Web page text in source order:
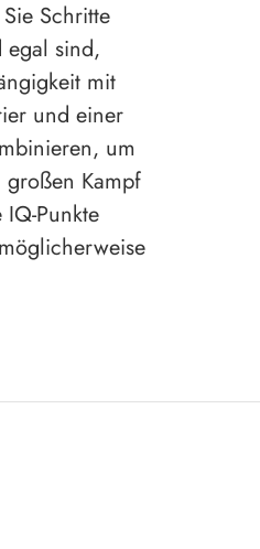
Schritte
egal sind,
mit
und einer
um
Kampf
Punkte